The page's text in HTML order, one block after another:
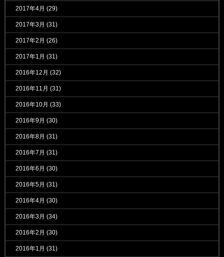
2017年4月 (29)
2017年3月 (31)
2017年2月 (26)
2017年1月 (31)
2016年12月 (32)
2016年11月 (31)
2016年10月 (33)
2016年9月 (30)
2016年8月 (31)
2016年7月 (31)
2016年6月 (30)
2016年5月 (31)
2016年4月 (30)
2016年3月 (34)
2016年2月 (30)
2016年1月 (31)